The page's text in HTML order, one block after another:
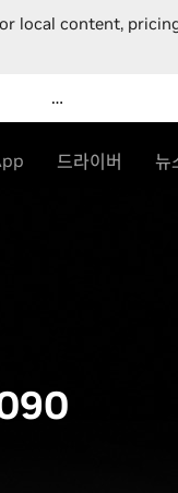
local content,
…
드라이버 뉴